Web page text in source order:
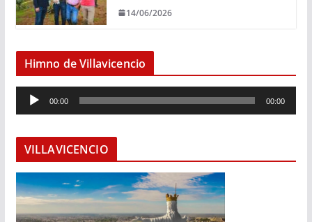
14/06/2026
Himno de Villavicencio
e
o
d
u
c
00:00 00:00
VILLAVICENCIO